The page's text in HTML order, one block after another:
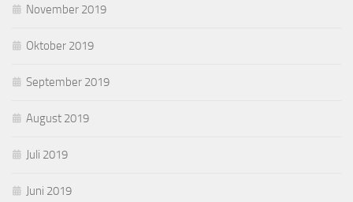
November 2019
Oktober 2019
September 2019
August 2019
Juli 2019
Juni 2019